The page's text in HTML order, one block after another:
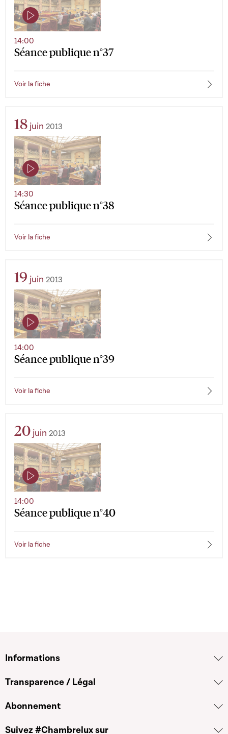
Séance publique n°37
14:00
Voir la fiche
18 juin 2013
Séance publique n°38
14:30
Voir la fiche
19 juin 2013
Séance publique n°39
14:00
Voir la fiche
20 juin 2013
Séance publique n°40
14:00
Voir la fiche
Informations
Transparence / Légal
Abonnement
Suivez #Chambrelux sur